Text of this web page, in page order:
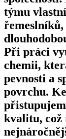
týmu
Při práci
chemii,
pevnosti a
povrchu.
kvalitu, což